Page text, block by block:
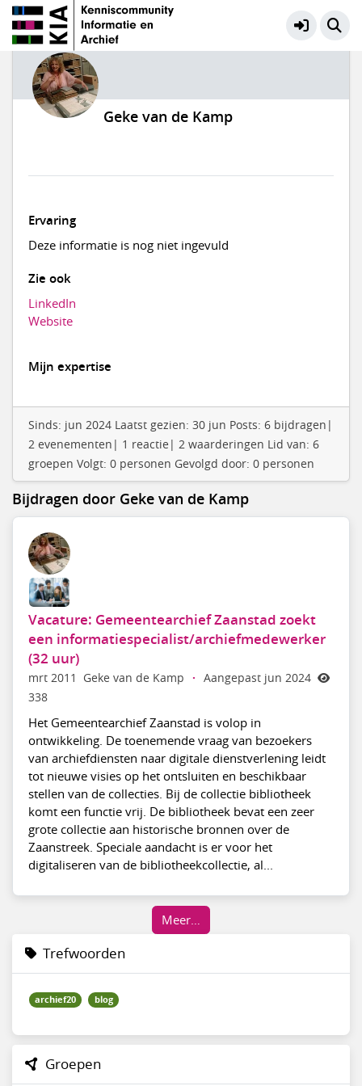
Geke van de Kamp
Ervaring
Deze informatie is nog niet ingevuld
Zie ook
LinkedIn
Website
Mijn expertise
Sinds: jun 2024 Laatst gezien: 30 jun Posts: 6 bijdragen|
2 evenementen| 1 reactie| 2 waarderingen Lid van: 6
groepen Volgt: 0 personen Gevolgd door: 0 personen
Bijdragen door Geke van de Kamp
Vacature: Gemeentearchief Zaanstad zoekt
een informatiespecialist/archiefmedewerker
(32 uur)
mrt 2011 Geke van de Kamp ·
Aangepast jun 2024
338
Het Gemeentearchief Zaanstad is volop in
ontwikkeling. De toenemende vraag van bezoekers
van archiefdiensten naar digitale dienstverlening leidt
tot nieuwe visies op het ontsluiten en beschikbaar
stellen van de collecties. Bij de collectie bibliotheek
komt een functie vrij. De bibliotheek bevat een zeer
grote collectie aan historische bronnen over de
Zaanstreek. Speciale aandacht is er voor het
digitaliseren van de bibliotheekcollectie, al...
Meer…
Trefwoorden
archief20 blog
Groepen